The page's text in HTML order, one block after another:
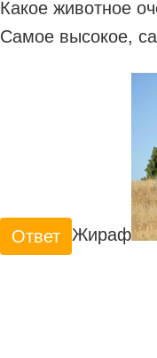
Какое животное
Самое высокое,
Ответ Жираф